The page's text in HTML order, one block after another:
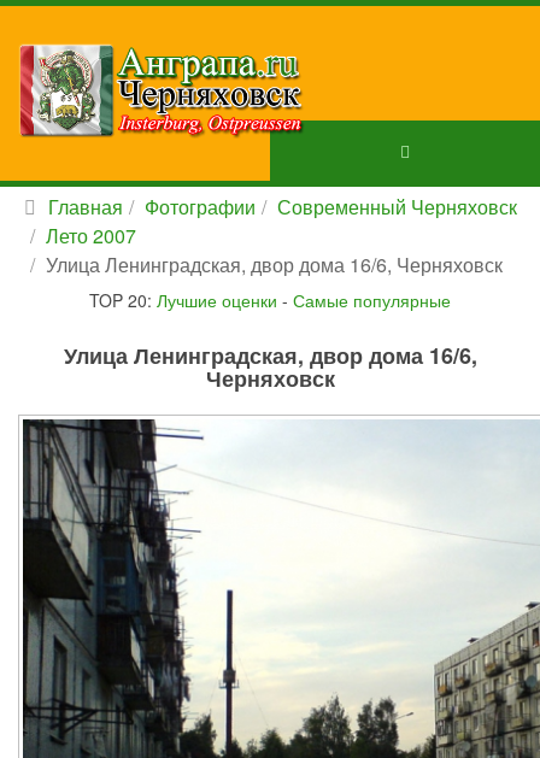
Главная Фотографии
Современный Черняховск
Лето 2007
Улица Ленинградская, двор дома 16/6, Черняховск
TOP 20: Лучшие оценки - Самые популярные
Улица Ленинградская, двор дома 16/6,
Черняховск